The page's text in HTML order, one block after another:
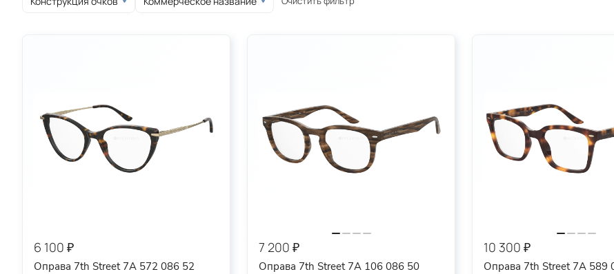
6 100 ₽
Оправа 7th Street 7A 572 086 52
7 200 ₽
Оправа 7th Street 7A 106 086 50
10 300 ₽
Оправа 7th Street 7A 589